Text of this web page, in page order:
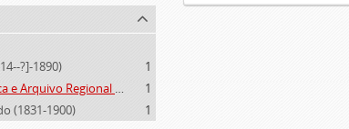
?]-1890)
1
Biblioteca Pública e Arquivo Regional de Ponta Delgada (1841- )
1
(1831-1900)
1